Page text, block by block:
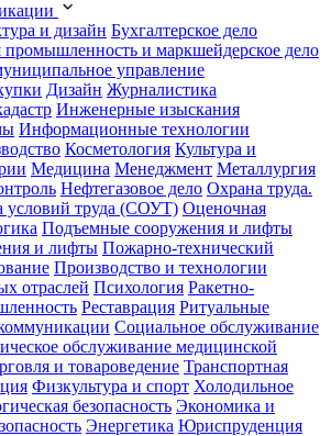
и дизайн Бухгалтерское дело
промышленность и маркшейдерское дело
управление
Дизайн Журналистика
Инженерные изыскания
Информационные технологии
Косметология Культура и
Медицина Менеджмент Металлургия
Нефтегазовое дело Охрана труда.
условий труда (СОУТ) Оценочная
Подъемные сооружения и лифты
и лифты Пожарно-технический
Производство и технологии
отраслей Психология Ракетно-
Реставрация Ритуальные
Социальное обслуживание
обслуживание медицинской
и товароведение Транспортная
Физкультура и спорт Холодильное
безопасность Экономика и
Энергетика Юриспруденция